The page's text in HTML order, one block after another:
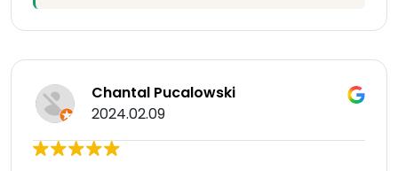
Chantal Pucalowski
2024.02.09